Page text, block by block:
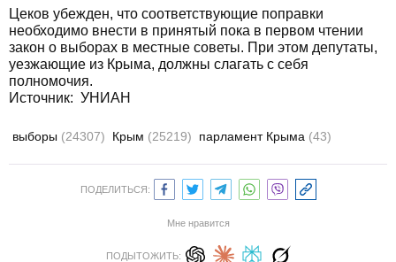
Цеков убежден, что соответствующие поправки
необходимо внести в принятый пока в первом чтении
закон о выборах в местные советы. При этом депутаты,
уезжающие из Крыма, должны слагать с себя
полномочия.
Источник: УНИАН
выборы (24307) Крым (25219) парламент Крыма (43)
ПОДЕЛИТЬСЯ:
Мне нравится
ПОДЫТОЖИТЬ: